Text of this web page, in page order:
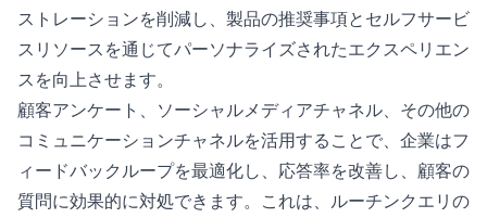
ストレーションを削減し、製品の推奨事項とセルフサービ
スリソースを通じてパーソナライズされたエクスペリエン
スを向上させます。
顧客アンケート、ソーシャルメディアチャネル、その他の
コミュニケーションチャネルを活用することで、企業はフ
ィードバックループを最適化し、応答率を改善し、顧客の
質問に効果的に対処できます。これは、ルーチンクエリの